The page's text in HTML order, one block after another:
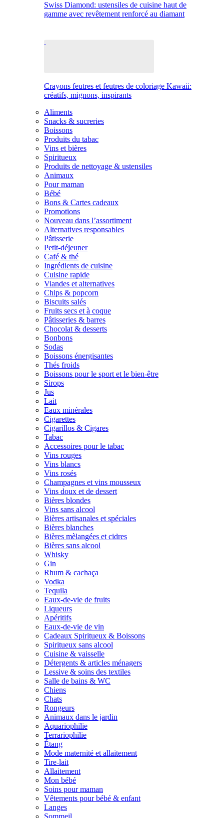
Swiss Diamond: ustensiles de cuisine haut de
gamme avec revêtement renforcé au diamant
Crayons feutres et feutres de coloriage Kawaii:
créatifs, mignons, inspirants
Aliments
Snacks & sucreries
Boissons
Produits du tabac
Vins et bières
Spiritueux
Produits de nettoyage & ustensiles
Animaux
Pour maman
Bébé
Bons & Cartes cadeaux
Promotions
Nouveau dans l’assortiment
Alternatives responsables
Pâtisserie
Petit-déjeuner
Café & thé
Ingrédients de cuisine
Cuisine rapide
Viandes et alternatives
Chips & popcorn
Biscuits salés
Fruits secs et à coque
Pâtisseries & barres
Chocolat & desserts
Bonbons
Sodas
Boissons énergisantes
Thés froids
Boissons pour le sport et le bien-être
Sirops
Jus
Lait
Eaux minérales
Cigarettes
Cigarillos & Cigares
Tabac
Accessoires pour le tabac
Vins rouges
Vins blancs
Vins rosés
Champagnes et vins mousseux
Vins doux et de dessert
Bières blondes
Vins sans alcool
Bières artisanales et spéciales
Bières blanches
Bières mèlangées et cidres
Bières sans alcool
Whisky
Gin
Rhum & cachaça
Vodka
Tequila
Eaux-de-vie de fruits
Liqueurs
Apéritifs
Eaux-de-vie de vin
Cadeaux Spiritueux & Boissons
Spiritueux sans alcool
Cuisine & vaisselle
Détergents & articles ménagers
Lessive & soins des textiles
Salle de bains & WC
Chiens
Chats
Rongeurs
Animaux dans le jardin
Aquariophilie
Terrariophilie
Étang
Mode maternité et allaitement
Tire-lait
Allaitement
Mon bébé
Soins pour maman
Vêtements pour bébé & enfant
Langes
Sommeil